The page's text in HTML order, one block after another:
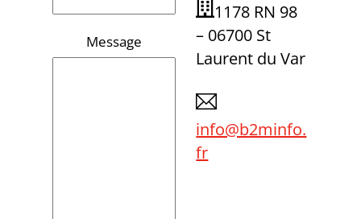
Message
1178 RN 98
– 06700 St
Laurent du Var
info@b2minfo.
fr